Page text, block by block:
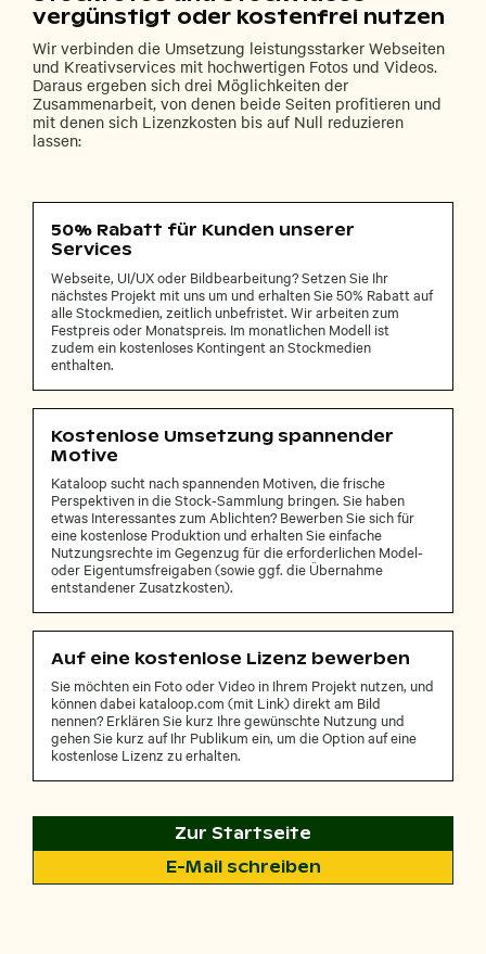
vergünstigt oder kostenfrei nutzen
Wir verbinden die Umsetzung leistungsstarker Webseiten
und Kreativservices mit hochwertigen Fotos und Videos.
Daraus ergeben sich drei Möglichkeiten der
Zusammenarbeit, von denen beide Seiten profitieren und
mit denen sich Lizenzkosten bis auf Null reduzieren
lassen:
50% Rabatt für Kunden unserer
Services
Webseite, UI/UX oder Bildbearbeitung? Setzen Sie Ihr
nächstes Projekt mit uns um und erhalten Sie 50% Rabatt auf
alle Stockmedien, zeitlich unbefristet. Wir arbeiten zum
Festpreis oder Monatspreis. Im monatlichen Modell ist
zudem ein kostenloses Kontingent an Stockmedien
enthalten.
Kostenlose Umsetzung spannender
Motive
Kataloop sucht nach spannenden Motiven, die frische
Perspektiven in die Stock-Sammlung bringen. Sie haben
etwas Interessantes zum Ablichten? Bewerben Sie sich für
eine kostenlose Produktion und erhalten Sie einfache
Nutzungsrechte im Gegenzug für die erforderlichen Model-
oder Eigentumsfreigaben (sowie ggf. die Übernahme
entstandener Zusatzkosten).
Auf eine kostenlose Lizenz bewerben
Sie möchten ein Foto oder Video in Ihrem Projekt nutzen, und
können dabei kataloop.com (mit Link) direkt am Bild
nennen? Erklären Sie kurz Ihre gewünschte Nutzung und
gehen Sie kurz auf Ihr Publikum ein, um die Option auf eine
kostenlose Lizenz zu erhalten.
Zur Startseite
E-Mail schreiben